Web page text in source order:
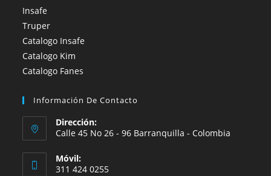
Insafe
Truper
Catalogo Insafe
Catalogo Kim
Catalogo Fanes
Información De Contacto
Dirección:
Calle 45 No 26 - 96 Barranquilla - Colombia
Móvil:
311 424 0255